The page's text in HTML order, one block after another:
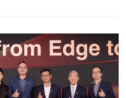
台玻（1802）則可能在COMPUTEX
呢？